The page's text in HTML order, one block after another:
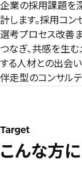
企業の採用課題を
計します。採用コン
選考プロセス改善
つなぎ、共感を生
する人材との出会
伴走型のコンサルテ
Target
こんな方に